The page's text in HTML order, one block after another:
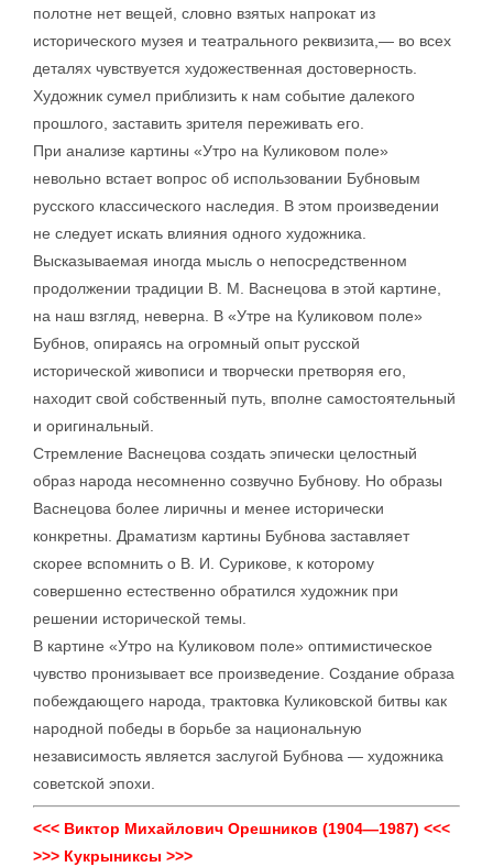
полотне нет вещей, словно взятых напрокат из
исторического музея и театрального реквизита,— во всех
деталях чувствуется художественная достоверность.
Художник сумел приблизить к нам событие далекого
прошлого, заставить зрителя переживать его.
При анализе картины «Утро на Куликовом поле»
невольно встает вопрос об использовании Бубновым
русского классического наследия. В этом произведении
не следует искать влияния одного художника.
Высказываемая иногда мысль о непосредственном
продолжении традиции В. М. Васнецова в этой картине,
на наш взгляд, неверна. В «Утре на Куликовом поле»
Бубнов, опираясь на огромный опыт русской
исторической живописи и творчески претворяя его,
находит свой собственный путь, вполне самостоятельный
и оригинальный.
Стремление Васнецова создать эпически целостный
образ народа несомненно созвучно Бубнову. Но образы
Васнецова более лиричны и менее исторически
конкретны. Драматизм картины Бубнова заставляет
скорее вспомнить о В. И. Сурикове, к которому
совершенно естественно обратился художник при
решении исторической темы.
В картине «Утро на Куликовом поле» оптимистическое
чувство пронизывает все произведение. Создание образа
побеждающего народа, трактовка Куликовской битвы как
народной победы в борьбе за национальную
независимость является заслугой Бубнова — художника
советской эпохи.
<<< Виктор Михайлович Орешников (1904—1987) <<<
>>> Кукрыниксы >>>